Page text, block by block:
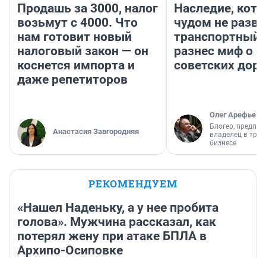
Продашь за 3000, налог
возьмут с 4000. Что
нам готовит новый
налоговый закон — он
коснется импорта и
даже репетиторов
Анастасия Завгородняя
Наследие,
чудом не
транспортный
разнес миф о
советских
Олег Арефьев
Блогер,
владелец в
бизнесе
РЕКОМЕНДУЕМ
«Нашел Наденьку, а у нее пробита
голова». Мужчина рассказал, как
потерял жену при атаке БПЛА в
Архипо-Осиповке